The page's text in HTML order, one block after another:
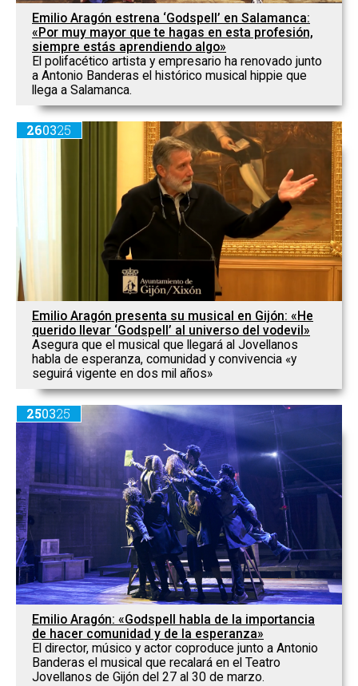
Emilio Aragón estrena ‘Godspell’ en Salamanca:
«Por muy mayor que te hagas en esta profesión,
siempre estás aprendiendo algo»
El polifacético artista y empresario ha renovado junto
a Antonio Banderas el histórico musical hippie que
llega a Salamanca.
260325
Emilio Aragón presenta su musical en Gijón: «He
querido llevar ‘Godspell’ al universo del vodevil»
Asegura que el musical que llegará al Jovellanos
habla de esperanza, comunidad y convivencia «y
seguirá vigente en dos mil años»
250325
Emilio Aragón: «Godspell habla de la importancia
de hacer comunidad y de la esperanza»
El director, músico y actor coproduce junto a Antonio
Banderas el musical que recalará en el Teatro
Jovellanos de Gijón del 27 al 30 de marzo.